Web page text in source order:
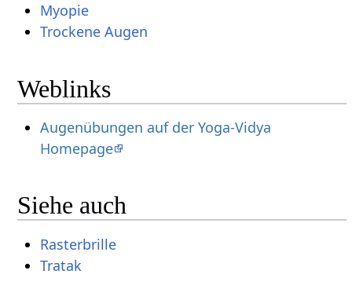
Myopie
Trockene Augen
Weblinks
Augenübungen auf der Yoga-Vidya
Homepage
Siehe auch
Rasterbrille
Tratak